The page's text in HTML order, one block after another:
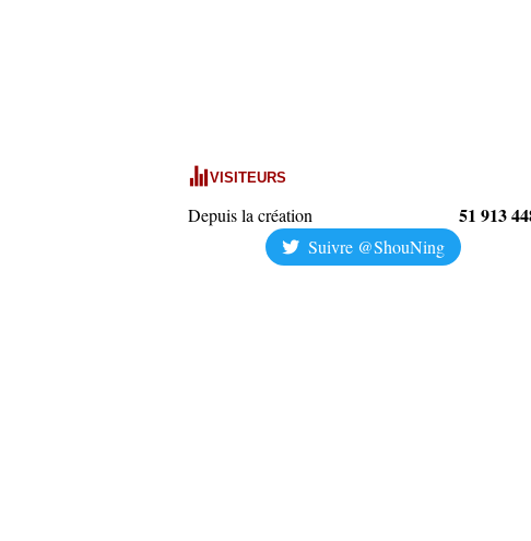
VISITEURS
Depuis la création 51 913
Suivre @ShouNing